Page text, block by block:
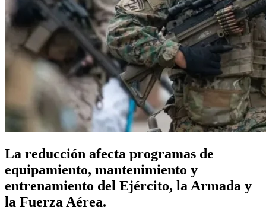
La reducción afecta programas de
equipamiento, mantenimiento y
entrenamiento del Ejército, la Armada y
la Fuerza Aérea.